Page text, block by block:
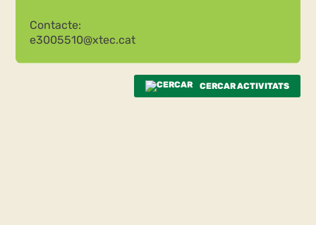
Contacte:
e3005510@xtec.cat
CERCAR ACTIVITATS